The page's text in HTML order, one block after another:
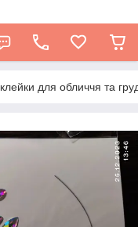
для обличчя та